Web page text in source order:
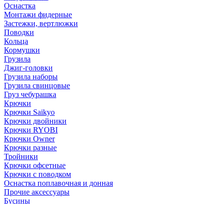
Оснастка
Монтажи фидерные
Застежки, вертлюжки
Поводки
Кольца
Кормушки
Грузила
Джиг-головки
Грузила наборы
Грузила свинцовые
Груз чебурашка
Крючки
Крючки Saikyo
Крючки двойники
Крючки RYOBI
Крючки Owner
Крючки разные
Тройники
Крючки офсетные
Крючки с поводком
Оснастка поплавочная и донная
Прочие аксессуары
Бусины